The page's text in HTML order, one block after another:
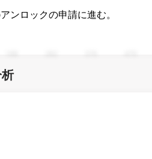
ンロックの申請に進む。